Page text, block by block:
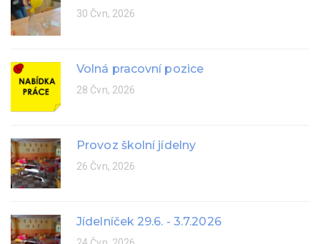
30 Čvn, 2026
Volná pracovní pozice
28 Čvn, 2026
Provoz školní jídelny
26 Čvn, 2026
Jídelníček 29.6. - 3.7.2026